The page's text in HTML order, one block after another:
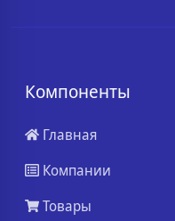
Компоненты
Главная
Компании
Товары